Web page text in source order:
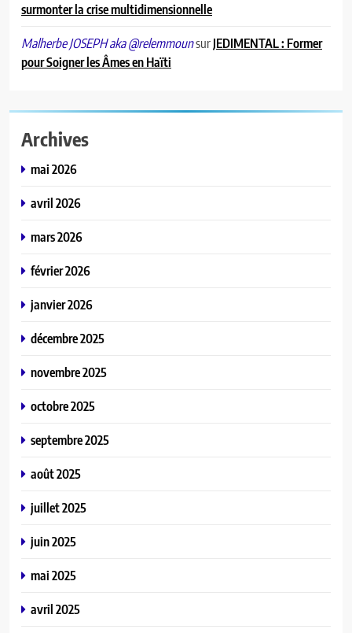
6
national après le drame de la
Citadelle Henry
A LA UNE
7
surmonter la crise multidimensionnelle
Malherbe JOSEPH aka @relemmounsurJEDIMENTAL : Former
pour Soigner les Âmes en Haïti
Archives
mai 2026
avril 2026
mars 2026
février 2026
janvier 2026
décembre 2025
novembre 2025
octobre 2025
septembre 2025
août 2025
juillet 2025
juin 2025
mai 2025
avril 2025